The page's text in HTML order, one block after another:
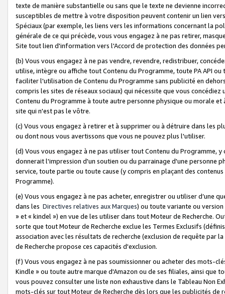
texte de manière substantielle ou sans que le texte ne devienne
susceptibles de mettre à votre disposition peuvent contenir un lien
Spéciaux (par exemple, les liens vers les informations concernant la
générale de ce qui précède, vous vous engagez à ne pas retirer,
Site tout lien d'information vers l'Accord de protection des données
(b) Vous vous engagez à ne pas vendre, revendre, redistribuer,
utilise, intègre ou affiche tout Contenu du Programme, toute PA API
faciliter l'utilisation de Contenu du Programme sans publicité en
compris les sites de réseaux sociaux) qui nécessite que vous
Contenu du Programme à toute autre personne physique ou morale
site qui n'est pas le vôtre.
(c) Vous vous engagez à retirer et à supprimer ou à détruire dans les
ou dont nous vous avertissons que vous ne pouvez plus l'utiliser.
(d) Vous vous engagez à ne pas utiliser tout Contenu du Programme,
donnerait l'impression d'un soutien ou du parrainage d'une personne
service, toute partie ou toute cause (y compris en plaçant des
Programme).
(e) Vous vous engagez à ne pas acheter, enregistrer ou utiliser d’une
dans les Directives relatives aux Marques) ou toute variante ou
» et « kindel ») en vue de les utiliser dans tout Moteur de Recherche.
sorte que tout Moteur de Recherche exclue les Termes Exclusifs
association avec les résultats de recherche (exclusion de requête
de Recherche propose ces capacités d'exclusion.
(f) Vous vous engagez à ne pas soumissionner ou acheter des mots-
Kindle » ou toute autre marque d'Amazon ou de ses filiales, ainsi que
vous pouvez consulter une liste non exhaustive dans le Tableau Non
mots-clés sur tout Moteur de Recherche dès lors que les publicités de